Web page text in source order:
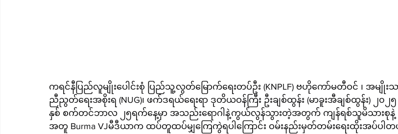
ကရင်နီပြည်လူမျိုးပေါင်းစုံ ပြည်သူ့လွတ်မြောက်ရေးတပ်ဦး (KNPLF) ဗဟိုကော်မတီဝင် ၊ အမျိုးသ
ညီညွတ်ရေးအစိုးရ (NUG)၊ ဖက်ဒရယ်ရေးရာ ဒုတိယဝန်ကြီး ဦးချစ်ထွန်း (မာခူးအီချစ်ထွန်း) ၂၀၂
နှစ် စက်တင်ဘာလ ၂၅ရက်နေ့မှာ အသည်းရောဂါနဲ့ကွယ်လွန်သွားတဲ့အတွက် ကျန်ရစ်သူမိသားစုနဲ့
အတူ Burma VJမီဒီယာက ထပ်တူထပ်မျှကြေကွဲရပါကြောင်း ဝမ်းနည်းမှတ်တမ်းရေးထိုးအပ်ပါ